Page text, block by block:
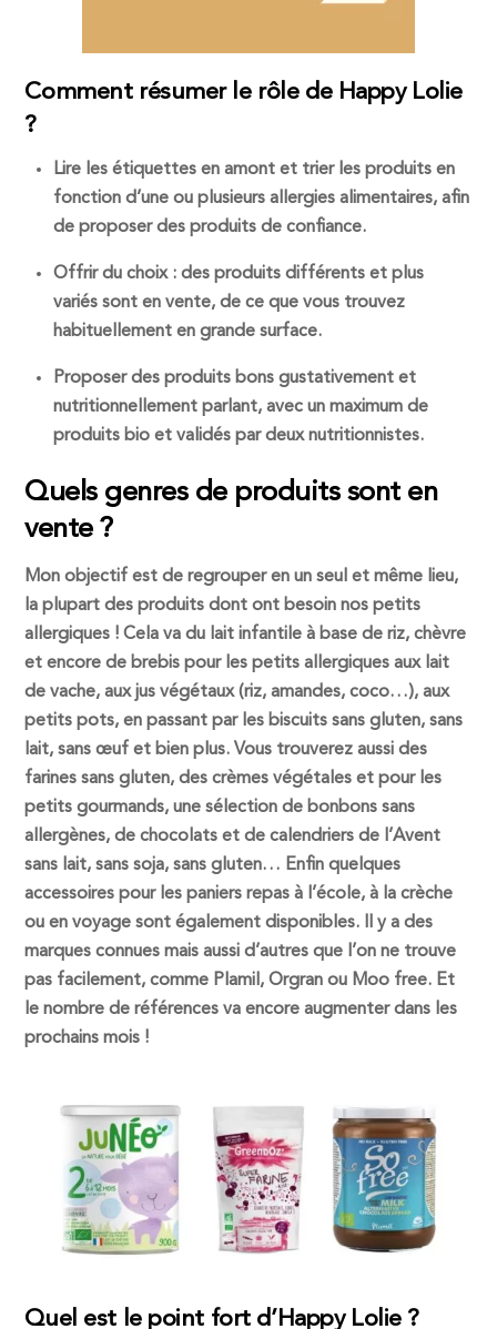
Comment résumer le rôle de Happy Lolie
?
Lire les étiquettes en amont et trier les produits en
fonction d’une ou plusieurs allergies alimentaires, afin
de proposer des produits de confiance.
Offrir du choix : des produits différents et plus
variés sont en vente, de ce que vous trouvez
habituellement en grande surface.
Proposer des produits bons gustativement et
nutritionnellement parlant, avec un maximum de
produits bio et validés par deux nutritionnistes.
Quels genres de produits sont en
vente ?
Mon objectif est de regrouper en un seul et même lieu,
la plupart des produits dont ont besoin nos petits
allergiques ! Cela va du lait infantile à base de riz, chèvre
et encore de brebis pour les petits allergiques aux lait
de vache, aux jus végétaux (riz, amandes, coco…), aux
petits pots, en passant par les biscuits sans gluten, sans
lait, sans œuf et bien plus. Vous trouverez aussi des
farines sans gluten, des crèmes végétales et pour les
petits gourmands, une sélection de bonbons sans
allergènes, de chocolats et de calendriers de l’Avent
sans lait, sans soja, sans gluten… Enfin quelques
accessoires pour les paniers repas à l’école, à la crèche
ou en voyage sont également disponibles. Il y a des
marques connues mais aussi d’autres que l’on ne trouve
pas facilement, comme Plamil, Orgran ou Moo free. Et
le nombre de références va encore augmenter dans les
prochains mois !
Quel est le point fort d’Happy Lolie ?